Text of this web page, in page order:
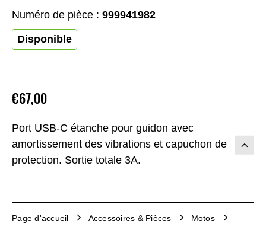
Port USB-C étanche pour guidon avec
amortissement des vibrations et capuchon de
protection. Sortie totale 3A.
€67,00
Numéro de pièce : 999941982
Disponible
Page d'accueil Accessoires & Pièces
Motos